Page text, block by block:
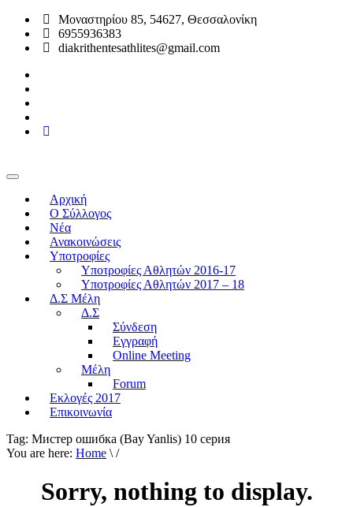
Μοναστηρίου 85, 54627, Θεσσαλονίκη
6955936383
diakrithentesathlites@gmail.com
Αρχική
O Σύλλογος
Νέα
Ανακοινώσεις
Υποτροφίες
Υποτροφίες Αθλητών 2016-17
Υποτροφίες Αθλητών 2017 – 18
Δ.Σ Μέλη
Δ.Σ
Σύνδεση
Εγγραφή
Online Meeting
Μέλη
Forum
Εκλογές 2017
Επικοινωνία
Tag: Мистер ошибка (Bay Yanlis) 10 серия
You are here: Home \ /
Sorry, nothing to display.